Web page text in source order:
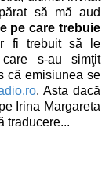
să mă aud
pe care trebuie
fi trebuit să le
s-au simţit
că emisiunea se
. Asta dacă
Irina Margareta
traducere...